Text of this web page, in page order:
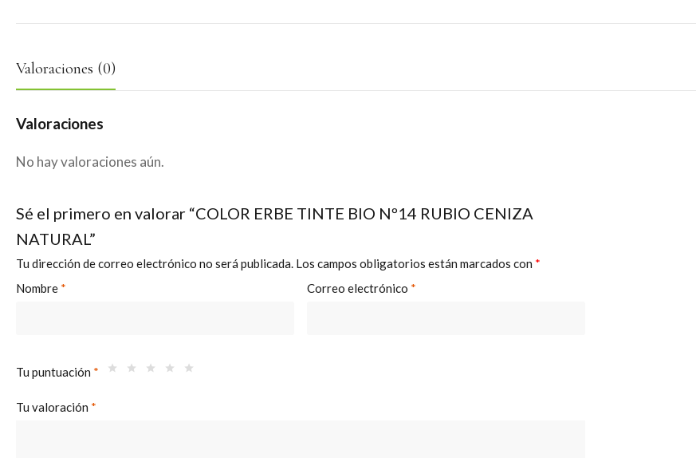
Valoraciones (0)
Valoraciones
No hay valoraciones aún.
Sé el primero en valorar “COLOR ERBE TINTE BIO Nº14 RUBIO CENIZA
NATURAL”
Tu dirección de correo electrónico no será publicada. Los campos obligatorios están marcados con *
Nombre * Correo electrónico *
Tu puntuación *
Tu valoración *